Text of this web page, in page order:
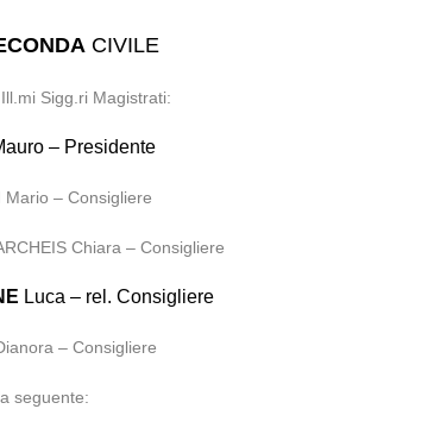
CIVILE
Sigg.ri Magistrati:
– Presidente
Mario – Consigliere
Chiara – Consigliere
Luca – rel. Consigliere
– Consigliere
seguente: